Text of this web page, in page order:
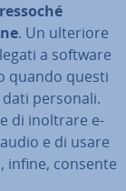
. Un ulteriore
a software
quando questi
personali.
di inoltrare e-
e di usare
infine, consente